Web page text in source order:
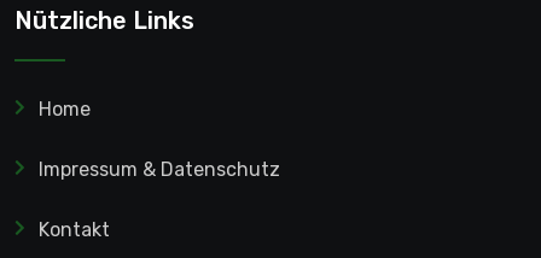
Nützliche Links
Home
Impressum & Datenschutz
Kontakt